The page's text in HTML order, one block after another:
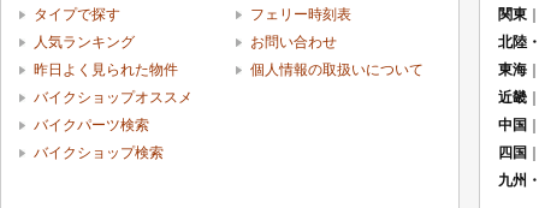
タイプで探す
人気ランキング
昨日よく見られた物件
バイクショップオススメ
バイクパーツ検索
バイクショップ検索
フェリー時刻表
お問い合わせ
個人情報の取扱いについて
関東
北陸
東海
近畿
中国
四国
九州